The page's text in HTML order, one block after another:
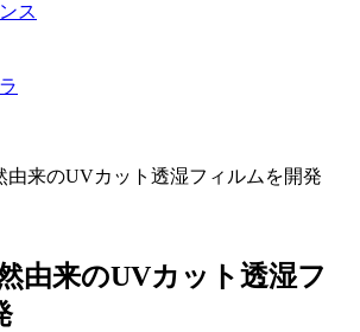
ス
由来のUVカット透湿フィルムを開発
由来のUVカット透湿フ